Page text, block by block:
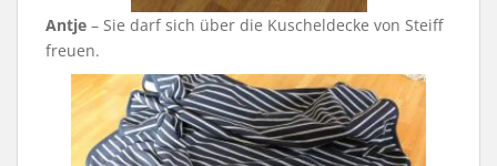
Antje – Sie darf sich über die Kuscheldecke von Steiff
freuen.